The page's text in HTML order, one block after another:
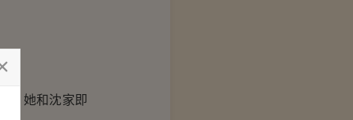
，她和沈家即